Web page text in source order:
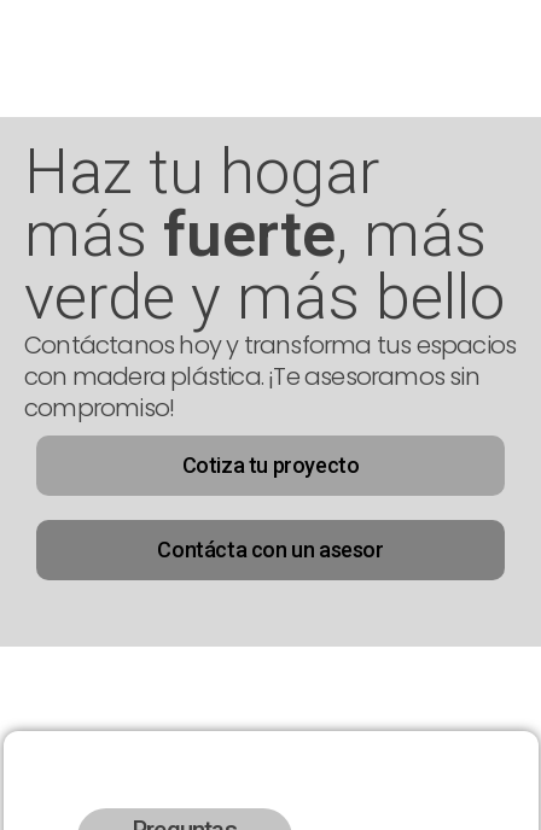
Haz tu hogar
más fuerte, más
verde y más bello
Contáctanos hoy y transforma tus espacios
con madera plástica. ¡Te asesoramos sin
compromiso!
Cotiza tu proyecto
Contácta con un asesor